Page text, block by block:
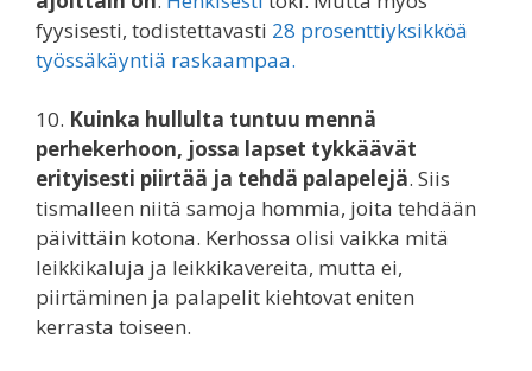
fyysisesti, todistettavasti 28 prosenttiyksikköä
työssäkäyntiä raskaampaa.
10. Kuinka hullulta tuntuu mennä
perhekerhoon, jossa lapset tykkäävät
erityisesti piirtää ja tehdä palapelejä. Siis
tismalleen niitä samoja hommia, joita tehdään
päivittäin kotona. Kerhossa olisi vaikka mitä
leikkikaluja ja leikkikavereita, mutta ei,
piirtäminen ja palapelit kiehtovat eniten
kerrasta toiseen.